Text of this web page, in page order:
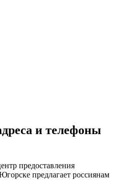
и телефоны
предоставления
предлагает россиянам